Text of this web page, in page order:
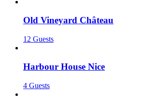
Old Vineyard Château
12 Guests
Harbour House Nice
4 Guests